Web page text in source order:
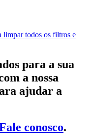
limpar todos os filtros e
para a sua
a nossa
ajudar a
conosco.